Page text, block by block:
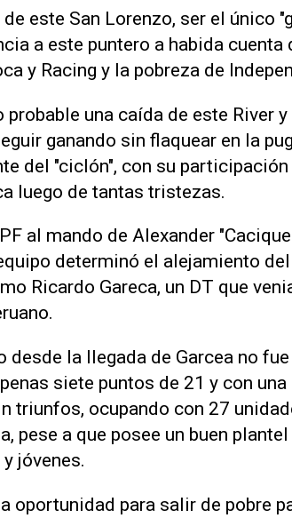
este San Lorenzo, ser el único
a este puntero a habida
y Racing y la pobreza de
una caída de este River
ganando sin flaquear en la
del "ciclón", con su participación
luego de tantas tristezas.
al mando de Alexander
determinó el alejamiento
Ricardo Gareca, un DT que
desde la llegada de Garcea no
siete puntos de 21 y con
triunfos, ocupando con 27
pese a que posee un buen
jóvenes.
oportunidad para salir de pobre